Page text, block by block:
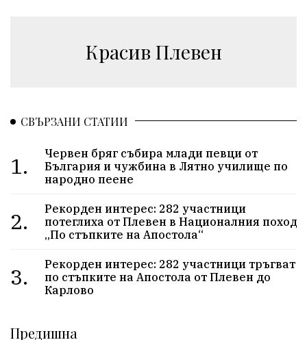
Красив Плевен
СВЪРЗАНИ СТАТИИ
1.
Червен бряг събира млади певци от
България и чужбина в Лятно училище по
народно пеене
2.
Рекорден интерес: 282 участници
потеглиха от Плевен в Националния поход
„По стъпките на Апостола“
3.
Рекорден интерес: 282 участници тръгват
по стъпките на Апостола от Плевен до
Карлово
Предишна